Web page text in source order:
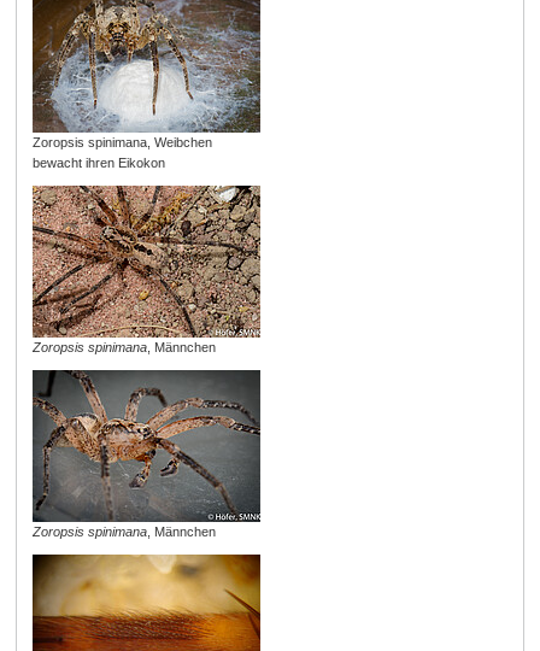
Zoropsis spinimana, Weibchen
bewacht ihren Eikokon
Zoropsis spinimana, Männchen
Zoropsis spinimana, Männchen